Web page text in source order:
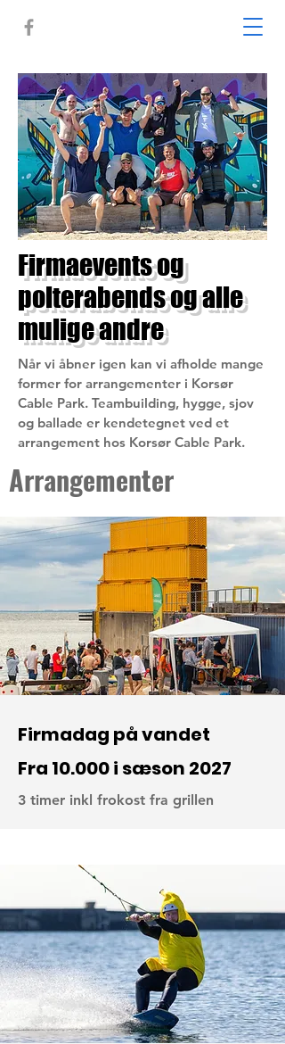
Firmaevents og
polterabends og alle
mulige andre
Når vi åbner igen kan vi afholde mange
former for arrangementer i Korsør
Cable Park. Teambuilding, hygge, sjov
og ballade er kendetegnet ved et
arrangement hos Korsør Cable Park.
Arrangementer
Firmadag på vandet
Fra 10.000 i sæson 2027
3 timer inkl frokost fra grillen